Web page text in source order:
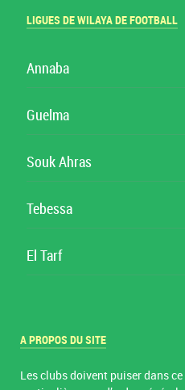
LIGUES DE WILAYA DE FOOTBALL
Annaba
Guelma
Souk Ahras
Tebessa
El Tarf
A PROPOS DU SITE
Les clubs doivent puiser dans